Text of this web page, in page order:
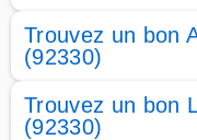
Trouvez un bon
(92330)
Trouvez un bon
(92330)